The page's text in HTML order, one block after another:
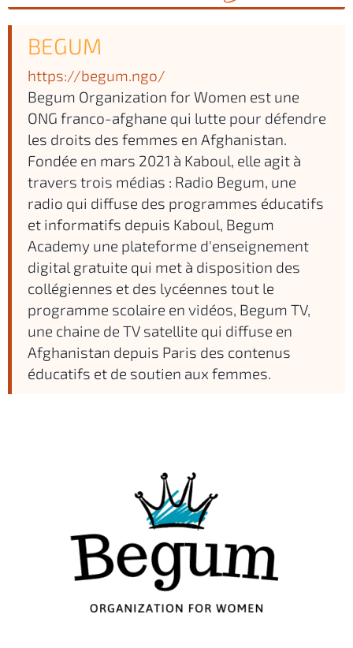
BEGUM
https://begum.ngo/
Begum Organization for Women est une
ONG franco-afghane qui lutte pour défendre
les droits des femmes en Afghanistan.
Fondée en mars 2021 à Kaboul, elle agit à
travers trois médias : Radio Begum, une
radio qui diffuse des programmes éducatifs
et informatifs depuis Kaboul, Begum
Academy une plateforme d'enseignement
digital gratuite qui met à disposition des
collégiennes et des lycéennes tout le
programme scolaire en vidéos, Begum TV,
une chaine de TV satellite qui diffuse en
Afghanistan depuis Paris des contenus
éducatifs et de soutien aux femmes.